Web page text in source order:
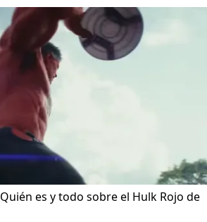
Quién es y todo sobre el Hulk Rojo de